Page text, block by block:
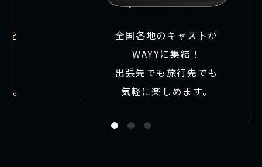
を
。
全国各地のキャストが
WAYYに集結！
出張先でも旅行先でも
気軽に楽しめます。